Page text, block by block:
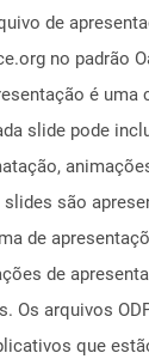
de
no padrão
é uma
slide pode
são
de
de
Os arquivos
que